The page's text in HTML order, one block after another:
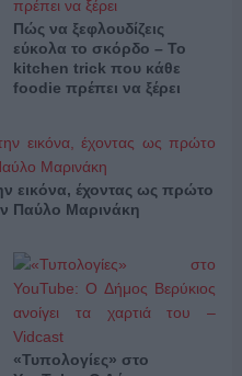
Πώς να ξεφλουδίζεις
εύκολα το σκόρδο – Το
kitchen trick που κάθε
foodie πρέπει να ξέρει
εικόνα, έχοντας ως πρώτο
Παύλο Μαρινάκη
«Τυπολογίες» στο